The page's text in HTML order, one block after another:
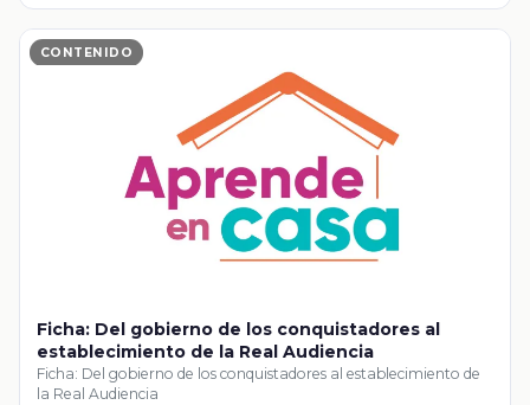
CONTENIDO
Ficha: Del gobierno de los conquistadores al
establecimiento de la Real Audiencia
Ficha: Del gobierno de los conquistadores al establecimiento de
la Real Audiencia